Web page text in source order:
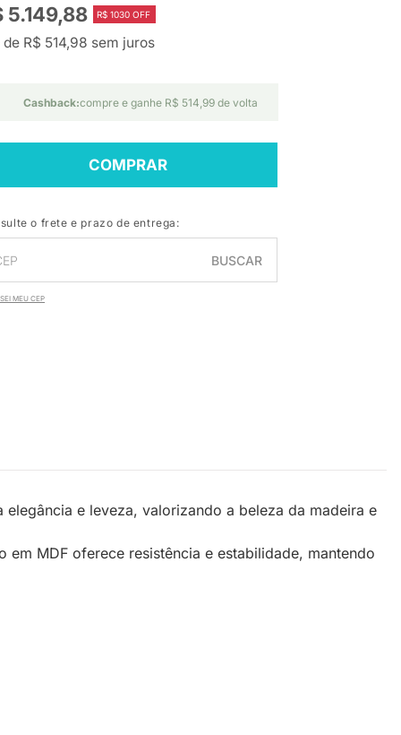
5.149,88 R$ 1030 OFF
de R$ 514,98 sem juros
Cashback:compre e ganhe R$ 514,99 de volta
COMPRAR
o frete e prazo de entrega:
BUSCAR
MEU CEP
e leveza, valorizando a beleza da madeira e
MDF oferece resistência e estabilidade, mantendo